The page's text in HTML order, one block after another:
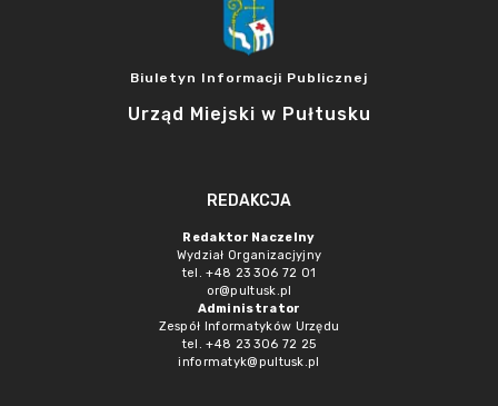
Biuletyn Informacji Publicznej
Urząd Miejski w Pułtusku
REDAKCJA
Redaktor Naczelny
Wydział Organizacjyjny
tel. +48 23 306 72 01
or@pultusk.pl
Administrator
Zespół Informatyków Urzędu
tel. +48 23 306 72 25
informatyk@pultusk.pl